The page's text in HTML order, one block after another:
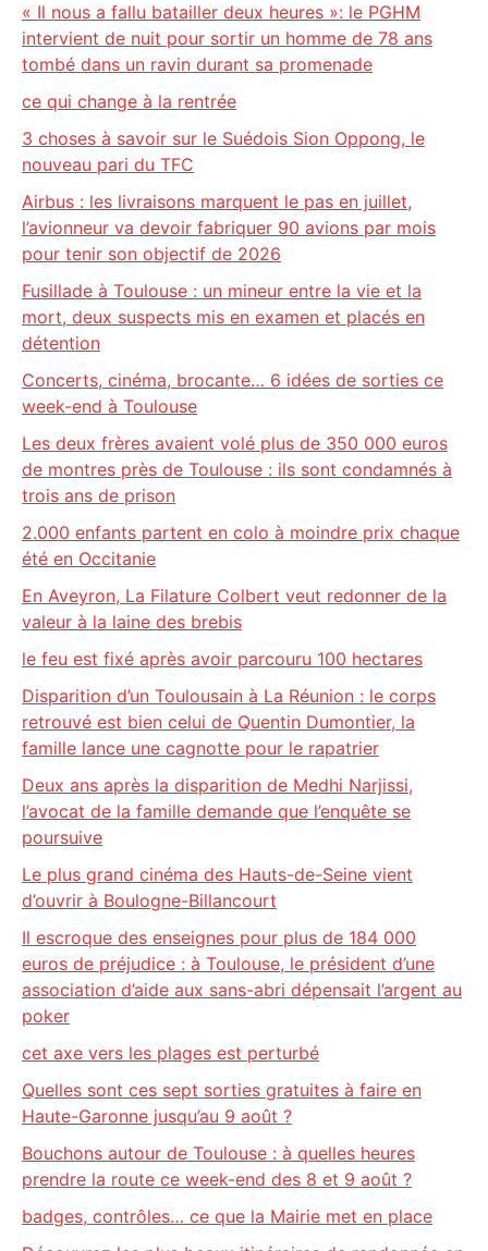
« Il nous a fallu batailler deux heures »: le PGHM
intervient de nuit pour sortir un homme de 78 ans
tombé dans un ravin durant sa promenade
ce qui change à la rentrée
3 choses à savoir sur le Suédois Sion Oppong, le
nouveau pari du TFC
Airbus : les livraisons marquent le pas en juillet,
l’avionneur va devoir fabriquer 90 avions par mois
pour tenir son objectif de 2026
Fusillade à Toulouse : un mineur entre la vie et la
mort, deux suspects mis en examen et placés en
détention
Concerts, cinéma, brocante… 6 idées de sorties ce
week-end à Toulouse
Les deux frères avaient volé plus de 350 000 euros
de montres près de Toulouse : ils sont condamnés à
trois ans de prison
2.000 enfants partent en colo à moindre prix chaque
été en Occitanie
En Aveyron, La Filature Colbert veut redonner de la
valeur à la laine des brebis
le feu est fixé après avoir parcouru 100 hectares
Disparition d’un Toulousain à La Réunion : le corps
retrouvé est bien celui de Quentin Dumontier, la
famille lance une cagnotte pour le rapatrier
Deux ans après la disparition de Medhi Narjissi,
l’avocat de la famille demande que l’enquête se
poursuive
Le plus grand cinéma des Hauts-de-Seine vient
d’ouvrir à Boulogne-Billancourt
Il escroque des enseignes pour plus de 184 000
euros de préjudice : à Toulouse, le président d’une
association d’aide aux sans-abri dépensait l’argent au
poker
cet axe vers les plages est perturbé
Quelles sont ces sept sorties gratuites à faire en
Haute-Garonne jusqu’au 9 août ?
Bouchons autour de Toulouse : à quelles heures
prendre la route ce week-end des 8 et 9 août ?
badges, contrôles… ce que la Mairie met en place